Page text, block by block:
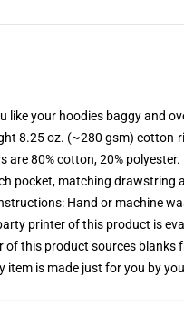
like your hoodies baggy and
8.25 oz. (~280 gsm) cotton-
are 80% cotton, 20%
pocket, matching drawstring
Hand or machine
printer of this product is
of this product sources
item is made just for you by